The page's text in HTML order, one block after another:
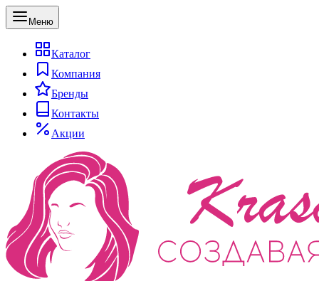
Меню
Каталог
Компания
Бренды
Контакты
Акции